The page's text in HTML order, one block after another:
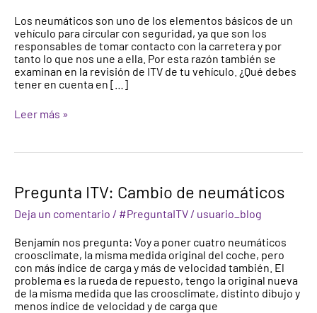
Los neumáticos son uno de los elementos básicos de un
vehículo para circular con seguridad, ya que son los
responsables de tomar contacto con la carretera y por
tanto lo que nos une a ella. Por esta razón también se
examinan en la revisión de ITV de tu vehículo. ¿Qué debes
tener en cuenta en […]
Neumáticos
Leer más »
Pregunta ITV: Cambio de neumáticos
Deja un comentario / #PreguntaITV / usuario_blog
Benjamín nos pregunta: Voy a poner cuatro neumáticos
croosclimate, la misma medida original del coche, pero
con más índice de carga y más de velocidad también. El
problema es la rueda de repuesto, tengo la original nueva
de la misma medida que las croosclimate, distinto dibujo y
menos índice de velocidad y de carga que
Pregunta
ITV:
Cambio
neumáticos